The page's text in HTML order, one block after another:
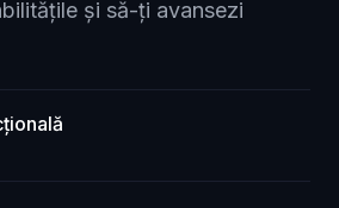
și să-ți avansezi